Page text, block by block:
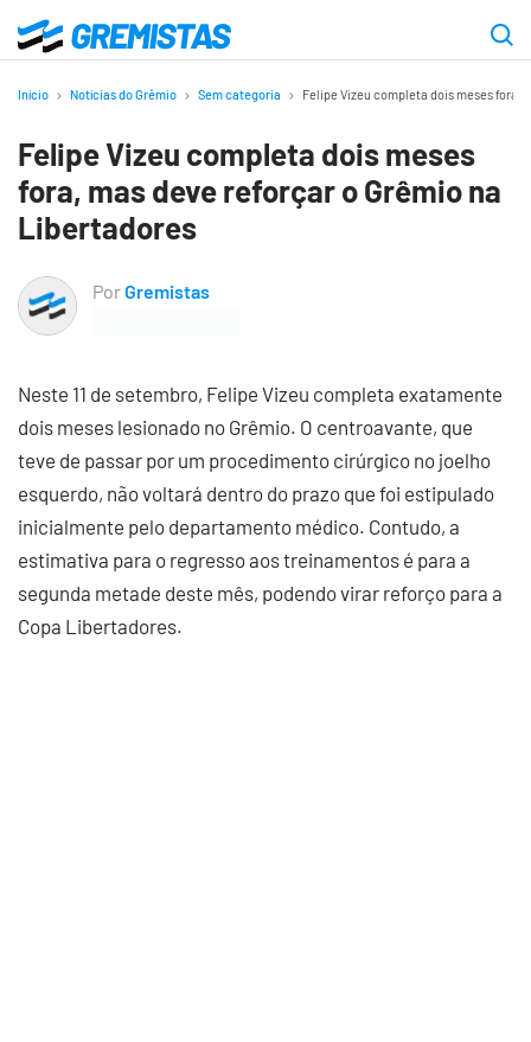
para
principal
Gremistas
Início Notícias do Grêmio Sem categoria Felipe Vizeu completa dois meses fora,
Felipe Vizeu completa dois meses
fora, mas deve reforçar o Grêmio na
Libertadores
PorGremistas
Neste 11 de setembro, Felipe Vizeu completa exatamente
dois meses lesionado no Grêmio. O centroavante, que
teve de passar por um procedimento cirúrgico no joelho
esquerdo, não voltará dentro do prazo que foi estipulado
inicialmente pelo departamento médico. Contudo, a
estimativa para o regresso aos treinamentos é para a
segunda metade deste mês, podendo virar reforço para a
Copa Libertadores.